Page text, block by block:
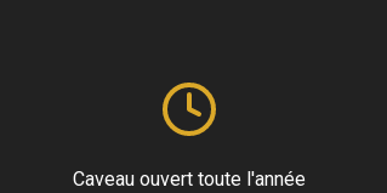
Caveau ouvert toute l'année